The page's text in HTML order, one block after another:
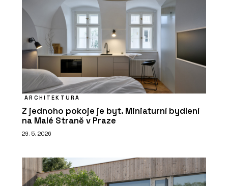
ARCHITEKTURA
Z jednoho pokoje je byt. Miniaturní bydlení
na Malé Straně v Praze
29. 5. 2026